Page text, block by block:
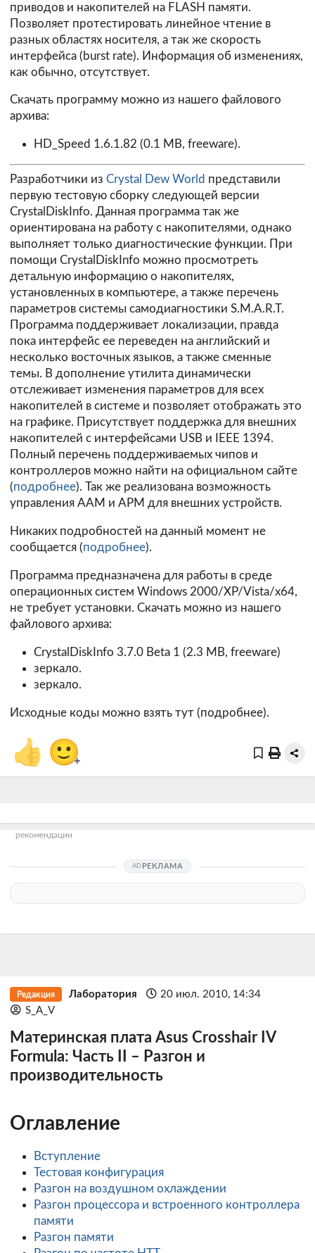
приводов и накопителей на FLASH памяти.
Позволяет протестировать линейное чтение в
разных областях носителя, а так же скорость
интерфейса (burst rate). Информация об изменениях,
как обычно, отсутствует.
Скачать программу можно из нашего файлового
архива:
HD_Speed 1.6.1.82 (0.1 MB, freeware).
Разработчики из Crystal Dew World представили
первую тестовую сборку следующей версии
CrystalDiskInfo. Данная программа так же
ориентирована на работу с накопителями, однако
выполняет только диагностические функции. При
помощи CrystalDiskInfo можно просмотреть
детальную информацию о накопителях,
установленных в компьютере, а также перечень
параметров системы самодиагностики S.M.A.R.T.
Программа поддерживает локализации, правда
пока интерфейс ее переведен на английский и
несколько восточных языков, а также сменные
темы. В дополнение утилита динамически
отслеживает изменения параметров для всех
накопителей в системе и позволяет отображать это
на графике. Присутствует поддержка для внешних
накопителей с интерфейсами USB и IEEE 1394.
Полный перечень поддерживаемых чипов и
контроллеров можно найти на официальном сайте
(подробнее). Так же реализована возможность
управления AAM и APM для внешних устройств.
Никаких подробностей на данный момент не
сообщается (подробнее).
Программа предназначена для работы в среде
операционных систем Windows 2000/XP/Vista/х64,
не требует установки. Скачать можно из нашего
файлового архива:
CrystalDiskInfo 3.7.0 Beta 1 (2.3 MB, freeware)
зеркало.
зеркало.
Исходные коды можно взять тут (подробнее).
👍 🙂+
рекомендации
РЕКЛАМА
Редакция Лаборатория
20 июл. 2010, 14:34
S_A_V
Материнская плата Asus Crosshair IV
Formula: Часть II – Разгон и
производительность
Оглавление
Вступление
Тестовая конфигурация
Разгон на воздушном охлаждении
Разгон процессора и встроенного контроллера
памяти
Разгон памяти